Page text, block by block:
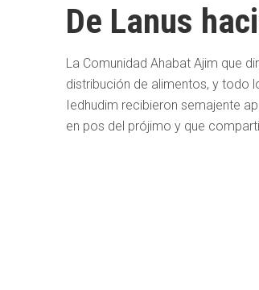
De Lanus
La Comunidad Ahabat Ajim que
distribución de alimentos, y todo
Iedhudim recibieron semajente
en pos del prójimo y que